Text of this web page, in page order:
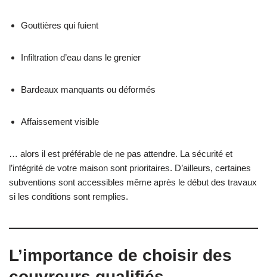
Gouttières qui fuient
Infiltration d’eau dans le grenier
Bardeaux manquants ou déformés
Affaissement visible
… alors il est préférable de ne pas attendre. La sécurité et
l’intégrité de votre maison sont prioritaires. D’ailleurs, certaines
subventions sont accessibles même après le début des travaux
si les conditions sont remplies.
L’importance de choisir des